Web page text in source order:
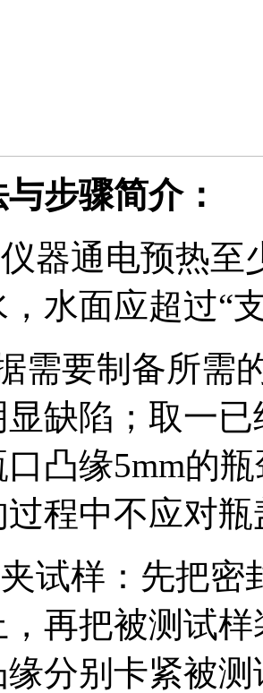
步骤简介：
仪器通电预热
水面应超过“
需要制备所需
缺陷；取一
凸缘5mm的
程中不应对
夹试样：先把
，再把被测试
分别卡紧被